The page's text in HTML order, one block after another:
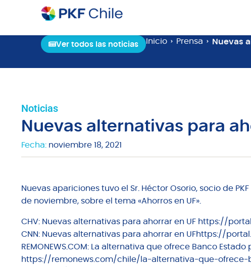
Ver todos las noticias Inicio Prensa Nuevas
Noticias
Nuevas alternativas para
Fecha: noviembre 18, 2021
Nuevas apariciones tuvo el Sr. Héctor Osorio, socio de
de noviembre, sobre el tema «Ahorros en UF».
CHV: Nuevas alternativas para ahorrar en UF https://
CNN: Nuevas alternativas para ahorrar en UFhttps://
REMONEWS.COM: La alternativa que ofrece Banco
https://remonews.com/chile/la-alternativa-que-